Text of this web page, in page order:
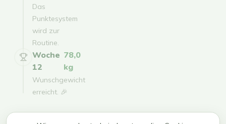
Das
Punktesystem
wird zur
Routine.
Woche
12
78,0
kg
Wunschgewicht
erreicht. 🎉